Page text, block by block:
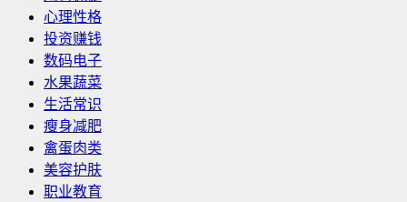
心理性格
投资赚钱
数码电子
水果蔬菜
生活常识
瘦身减肥
禽蛋肉类
美容护肤
职业教育